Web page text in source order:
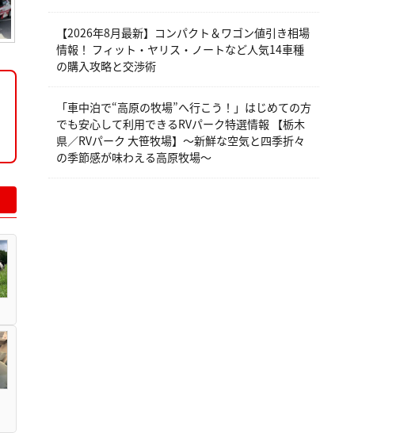
【2026年8月最新】コンパクト＆ワゴン値引き相場
情報！ フィット・ヤリス・ノートなど人気14車種
の購入攻略と交渉術
「車中泊で“高原の牧場”へ行こう！」はじめての方
でも安心して利用できるRVパーク特選情報 【栃木
県／RVパーク 大笹牧場】～新鮮な空気と四季折々
の季節感が味わえる高原牧場～